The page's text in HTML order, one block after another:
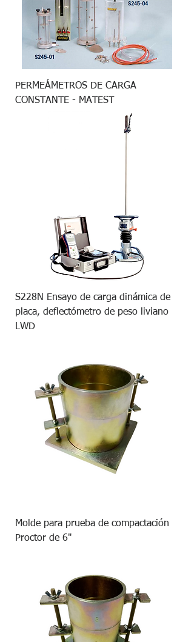
PERMEÁMETROS DE CARGA
CONSTANTE - MATEST
S228N Ensayo de carga dinámica de
placa, deflectómetro de peso liviano
LWD
Molde para prueba de compactación
Proctor de 6"